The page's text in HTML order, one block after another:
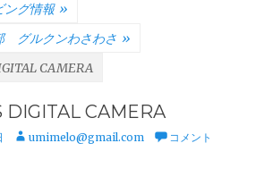
ング情報 »
グルクンわさわさ »
CAMERA
DIGITAL CAMERA
投 umimelo@gmail.com
コメント